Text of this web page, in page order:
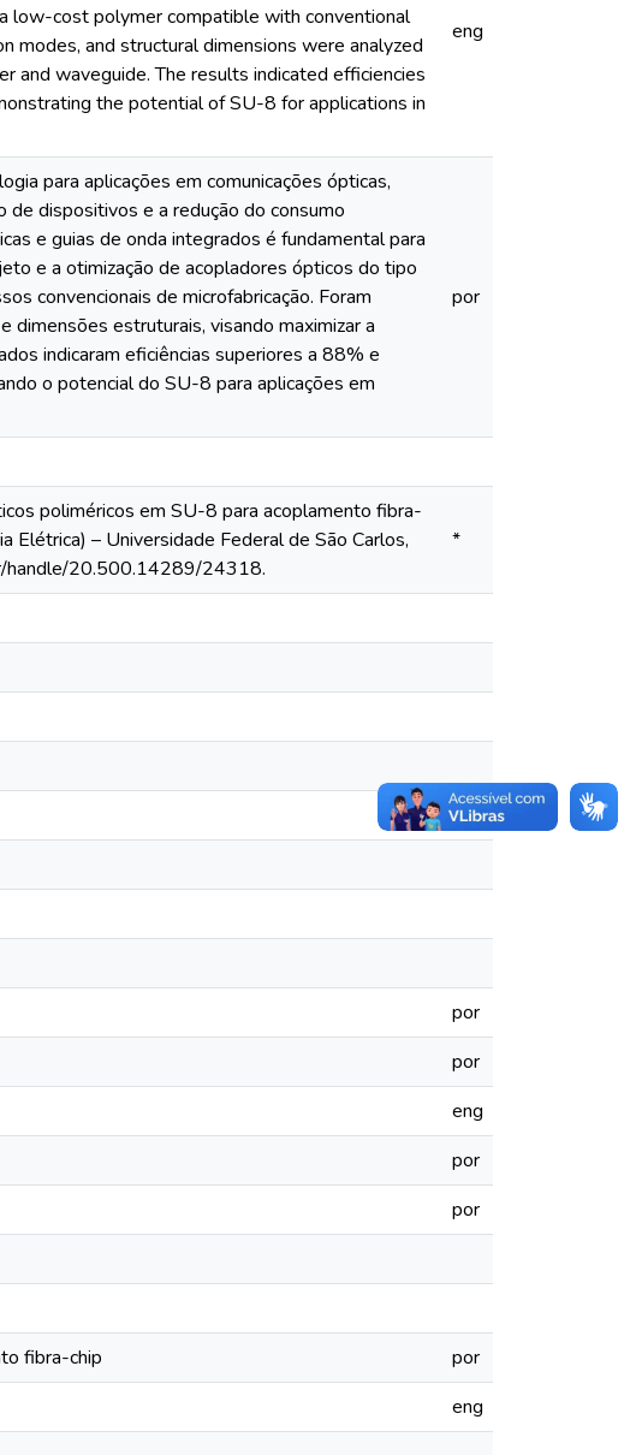
low-cost polymer compatible with conventional
modes, and structural dimensions were analyzed
and waveguide. The results indicated efficiencies
the potential of SU-8 for applications in
eng
para aplicações em comunicações ópticas,
de dispositivos e a redução do consumo
e guias de onda integrados é fundamental para
e a otimização de acopladores ópticos do tipo
convencionais de microfabricação. Foram
dimensões estruturais, visando maximizar a
indicaram eficiências superiores a 88% e
o potencial do SU-8 para aplicações em
por
poliméricos em SU-8 para acoplamento fibra-
Elétrica) – Universidade Federal de São Carlos,
handle/20.500.14289/24318.
*
por
por
eng
por
por
fibra-chip
por
eng